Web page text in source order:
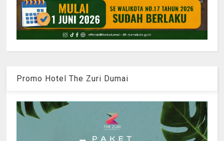
Promo Hotel The Zuri Dumai